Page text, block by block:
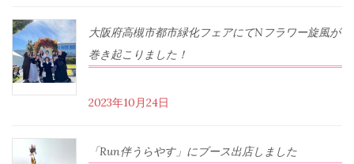
大阪府高槻市都市緑化フェアにてNフラワー旋風が
巻き起こりました！
2023年10月24日
「Run伴うらやす」にブース出店しました